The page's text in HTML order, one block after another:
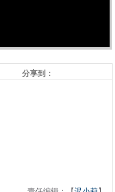
分享到：